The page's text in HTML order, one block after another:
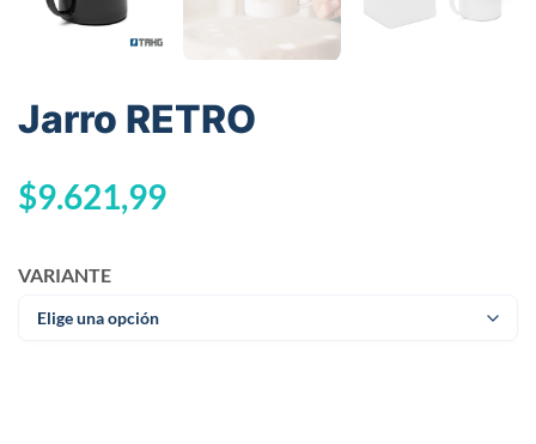
Jarro RETRO
$9.621,99
VARIANTE